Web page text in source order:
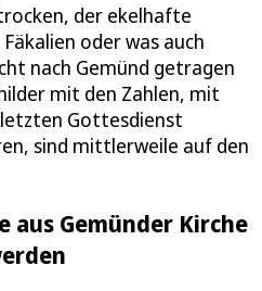
der ekelhafte
oder was auch
nach Gemünd getragen
mit den Zahlen, mit
Gottesdienst
sind mittlerweile auf den
aus Gemünder Kirche